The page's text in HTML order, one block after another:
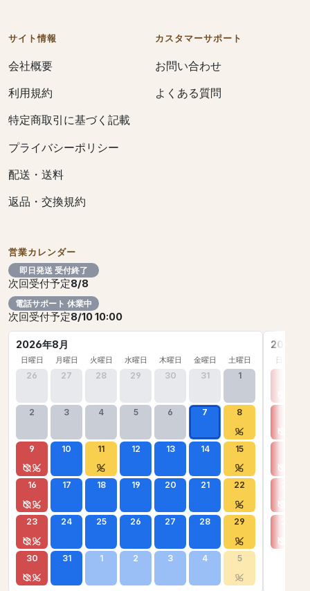
サイト情報
会社概要
利用規約
特定商取引に基づく記載
プライバシーポリシー
配送・送料
返品・交換規約
カスタマーサポート
お問い合わせ
よくある質問
営業カレンダー
即日発送 受付終了
次回受付予定8/8
電話サポート 休業中
次回受付予定8/10 10:00
2026年8月
日曜日 月曜日 火曜日 水曜日 木曜日 金曜日 土曜日
26 27 28 29 30 31 1
2 3 4 5 6 7 8
9 10 11 12 13 14 15
16 17 18 19 20 21 22
23 24 25 26 27 28 29
30 31 1 2 3 4 5
2026年
日曜日